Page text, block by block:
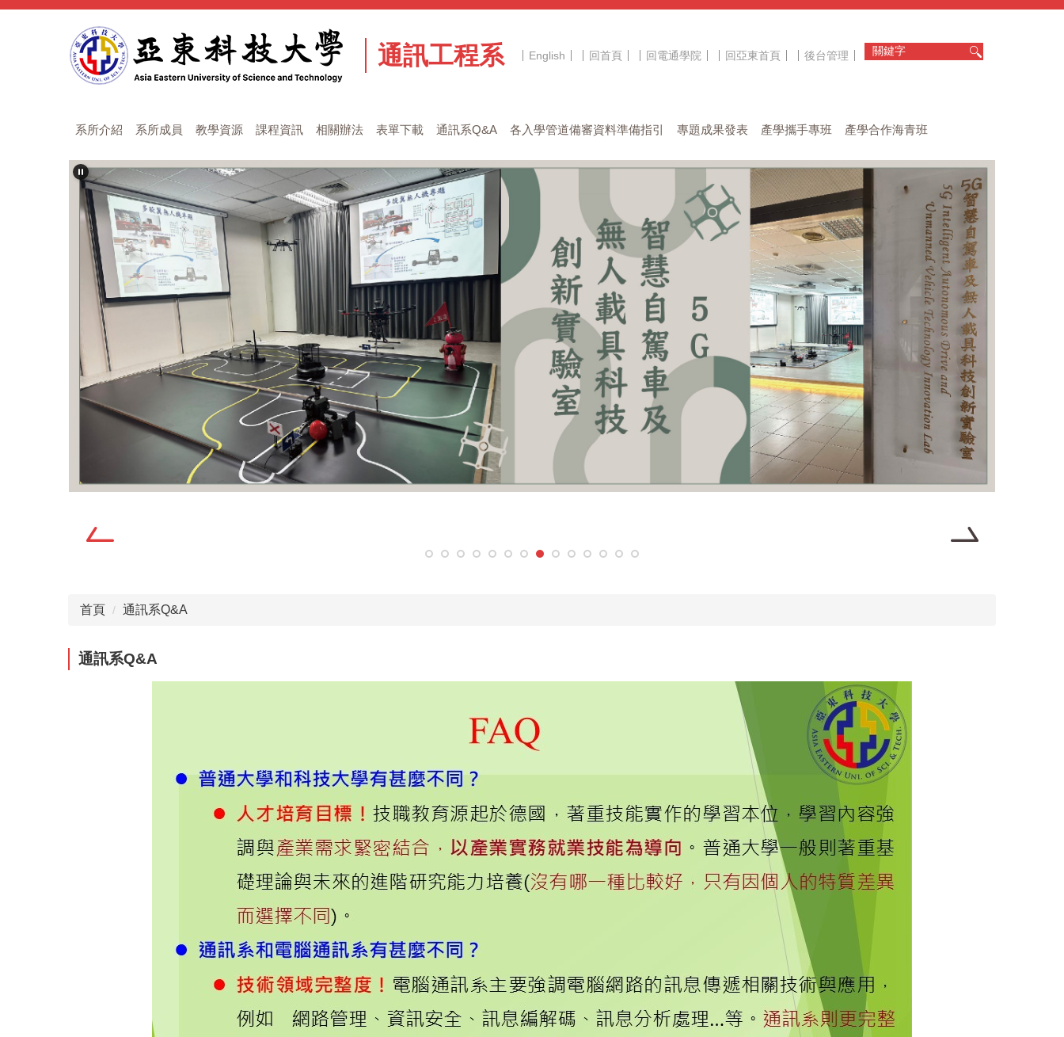
跳
通訊工程系 English 回首頁 回電通學院 回亞東首頁 後台管理
系所介紹 系所成員 教學資源 課程資訊 相關辦法 表單下載 通訊系Q&A 各入學管道備審資料準備指引 專題成果發表 產學攜手專班 產學合作海青班
首頁 通訊系Q&A
通訊系Q&A